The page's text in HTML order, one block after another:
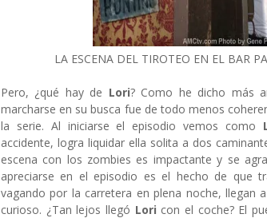
LA ESCENA DEL TIROTEO EN EL BAR
Pero, ¿qué hay de Lori? Como he dicho más
marcharse en su busca fue de todo menos
la serie. Al iniciarse el episodio vemos como
accidente, logra liquidar ella solita a dos
escena con los zombies es impactante y se
apreciarse en el episodio es el hecho de que
vagando por la carretera en plena noche,
curioso. ¿Tan lejos llegó Lori con el coche? El